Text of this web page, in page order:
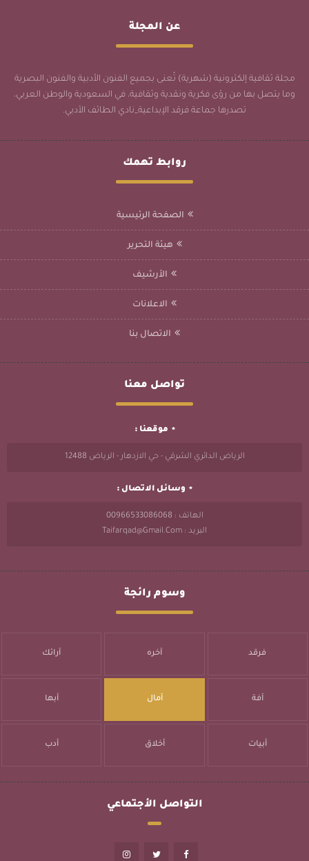
عن المجلة
مجلة ثقافية إلكترونية (شهرية) تُعنى بجميع الفنون الأدبية والفنون البصرية
وما يتصل بها من رؤى فكرية ونقدية وثقافية، في السعودية والوطن العربي،
تصدرها جماعة فرقد الإبداعية_نادي الطائف الأدبي.
روابط تهمك
الصفحة الرئيسية
هيئة التحرير
الأرشيف
الاعلانات
الاتصال بنا
تواصل معنا
موقعنا :
الرياض الدائري الشرقي - حي الازدهار - الرياض 12488
وسائل الاتصال :
الهاتف : 00966533086068
البريد : Taifarqad@gmail.com
وسوم رائجة
فرقد آخره آرائك
آفة آمال أبها
أبيات أخلاق أدب
التواصل الأجتماعي